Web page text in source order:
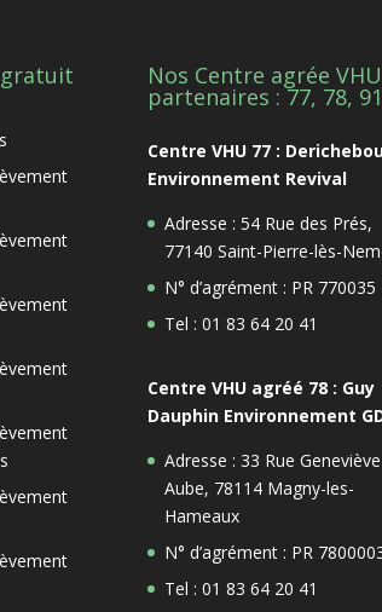
gratuit Nos Centre agrée VHU
partenaires : 77, 78, 91
Centre VHU 77 :
Environnement Revival
Adresse : 54 Rue des Prés,
77140 Saint-Pierre-lès-
N° d’agrément : PR 770035
Tel : 01 83 64 20 41
Centre VHU agréé 78 : Guy
Dauphin Environnement
Adresse : 33 Rue Geneviève
Aube, 78114 Magny-les-
Hameaux
N° d’agrément : PR
Tel : 01 83 64 20 41